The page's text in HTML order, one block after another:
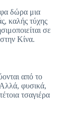
δώρα μια
καλής τύχης
σε
στην Κίνα.
από το
φυσικά,
τσαγιέρα